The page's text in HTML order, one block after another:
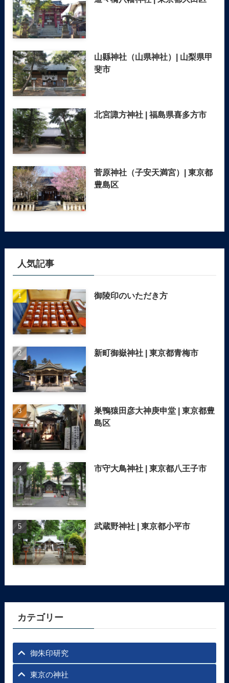
山縣神社（山県神社）| 山梨県甲
斐市
北宮諏方神社 | 福島県喜多方市
菅原神社（子安天満宮）| 東京都
豊島区
人気記事
御陵印のいただき方
新町御嶽神社 | 東京都青梅市
巣鴨猿田彦大神庚申堂 | 東京都豊
島区
市守大鳥神社 | 東京都八王子市
武蔵野神社 | 東京都小平市
カテゴリー
御朱印研究
東京の神社